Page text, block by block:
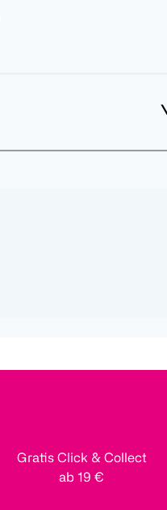
Gratis Click & Collect
ab 19 €